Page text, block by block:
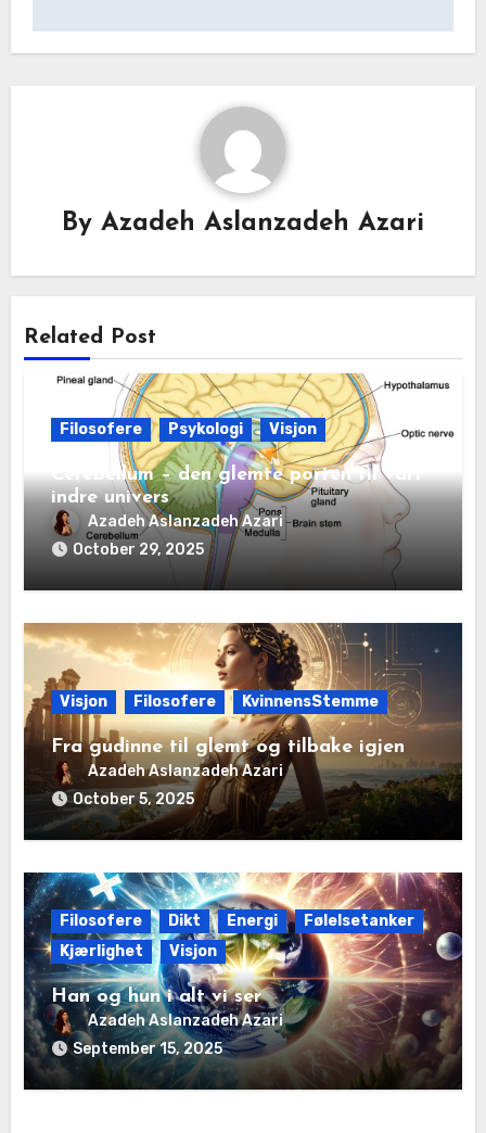
By Azadeh Aslanzadeh Azari
Related Post
Filosofere Psykologi Visjon
Cerebellum – den glemte porten til vårt
indre univers
Azadeh Aslanzadeh Azari
October 29, 2025
Visjon Filosofere KvinnensStemme
Fra gudinne til glemt og tilbake igjen
Azadeh Aslanzadeh Azari
October 5, 2025
Filosofere Dikt Energi
Følelsetanker
Kjærlighet
Visjon
Han og hun i alt vi ser
Azadeh Aslanzadeh Azari
September 15, 2025